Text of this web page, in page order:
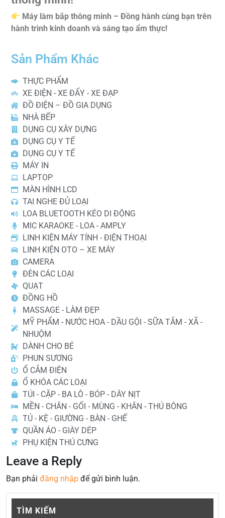
Máy làm bắp thông minh – Đồng hành cùng bạn trên
hành trình kinh doanh và sáng tạo ẩm thực!
Sản Phẩm Khác
THỰC PHẨM
XE ĐIỆN - XE ĐẨY - XE ĐẠP
ĐỒ ĐIỆN – ĐỒ GIA DỤNG
NHÀ BẾP
DỤNG CỤ XÂY DỰNG
DỤNG CỤ Y TẾ
DỤNG CỤ Y TẾ
MÁY IN
LAPTOP
MÀN HÌNH LCD
TAI NGHE ĐỦ LOẠI
LOA BLUETOOTH KÉO DI ĐỘNG
MIC KARAOKE - LOA - AMPLY
LINH KIỆN MÁY TÍNH - ĐIỆN THOẠI
LINH KIỆN OTO – XE MÁY
CAMERA
ĐÈN CÁC LOẠI
QUẠT
ĐỒNG HỒ
MASSAGE - LÀM ĐẸP
MỸ PHẨM - NƯỚC HOA - DẦU GỘI - SỮA TẮM - XÃ -
NHUỘM
DÀNH CHO BÉ
PHUN SƯƠNG
Ổ CẮM ĐIỆN
Ổ KHÓA CÁC LOẠI
TÚI - CẶP - BA LÔ - BÓP - DÂY NỊT
MỀN - CHĂN - GỐI - MÙNG - KHĂN - THÚ BÔNG
TỦ - KỆ - GIƯỜNG - BÀN - GHẾ
QUẦN ÁO - GIÀY DÉP
PHỤ KIỆN THÚ CƯNG
Leave a Reply
Bạn phải đăng nhập để gửi bình luận.
TÌM KIẾM